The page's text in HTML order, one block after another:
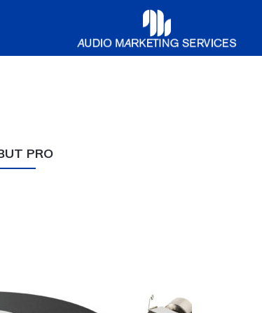
Audio
Marketing
PRO